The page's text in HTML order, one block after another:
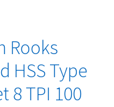
Rooks
HSS Type
8 TPI 100